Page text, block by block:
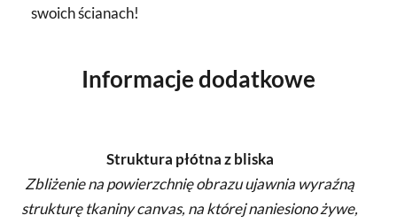
swoich ścianach!
Informacje dodatkowe
Struktura płótna z bliska
Zbliżenie na powierzchnię obrazu ujawnia wyraźną
strukturę tkaniny canvas, na której naniesiono żywe,